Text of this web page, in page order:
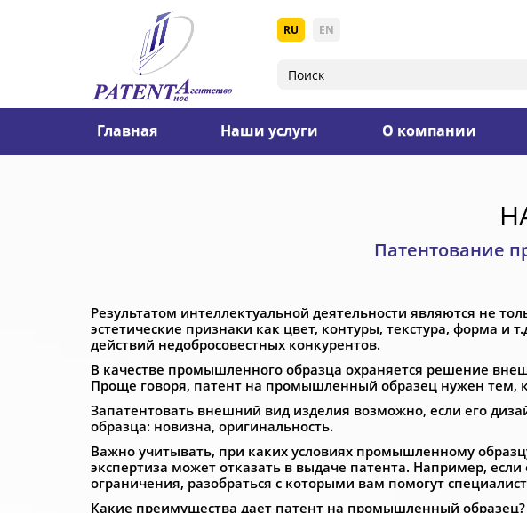
RU EN
Главная Наши услуги О компании
Патентование
Результатом интеллектуальной деятельности являются не
эстетические признаки как цвет, контуры, текстура, форма и
действий недобросовестных конкурентов.
В качестве промышленного образца охраняется решение
Проще говоря, патент на промышленный образец нужен тем,
Запатентовать внешний вид изделия возможно, если его
образца: новизна, оригинальность.
Важно учитывать, при каких условиях промышленному
экспертиза может отказать в выдаче патента. Например,
ограничения, разобраться с которыми вам помогут
Какие преимущества дает патент на промышленный образец?